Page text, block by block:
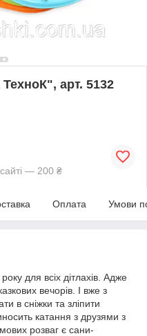
арт. 5132
— 200 ₴
Оплата Умови
для всіх дітлахів. Адже
вечорів. І вже з
в сніжки та зліпити
катання з друзями з
розваг є сани-